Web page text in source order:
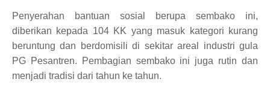
Penyerahan bantuan sosial berupa sembako ini,
diberikan kepada 104 KK yang masuk kategori kurang
beruntung dan berdomisili di sekitar areal industri gula
PG Pesantren. Pembagian sembako ini juga rutin dan
menjadi tradisi dari tahun ke tahun.